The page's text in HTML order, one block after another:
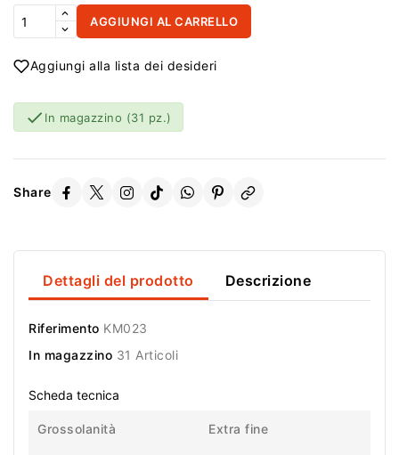
AGGIUNGI AL CARRELLO
Aggiungi alla lista dei desideri
 In magazzino (31 pz.)
Share
Dettagli del prodotto Descrizione
Riferimento KM023
In magazzino 31 Articoli
Scheda tecnica
Grossolanità Extra fine